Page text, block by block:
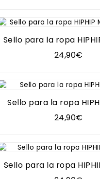
Sello para la ropa HIPHIP
24,90€
Sello para la ropa
24,90€
Sello para la ropa